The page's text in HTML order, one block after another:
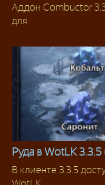
Аддоны 3.3.5
Аддон Combuctor
для
Гайды
Руда в WotLK
В клиенте 3.3.5